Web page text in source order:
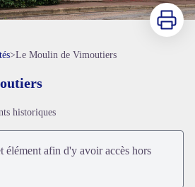
Voir l'image en plein écran
Imprimer
>Le Moulin de Vimoutiers
historiques
élément afin d'y avoir accès hors